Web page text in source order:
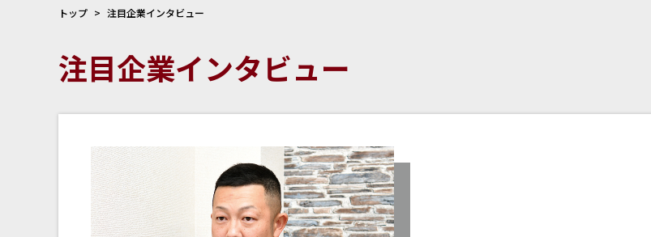
トップ 注目企業インタビュー
注目企業インタビュー